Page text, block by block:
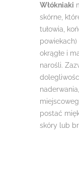
Włókniaki
skórne,
tułowia,
powiekach)
okrągłe i
narośli.
postać
skóry lub